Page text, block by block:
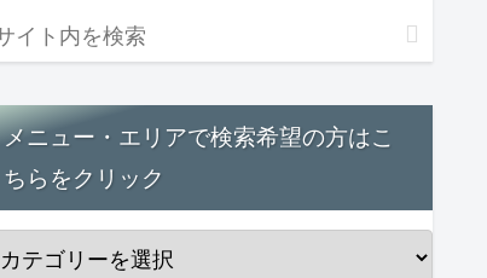
メニュー・エリアで検索希望の方はこ
ちらをクリック